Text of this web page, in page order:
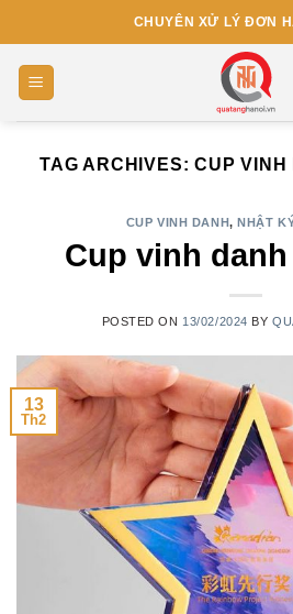
to
content
CHUYÊN XỬ LÝ ĐƠN
TAG ARCHIVES:CUP VINH
CUP VINH DANH,NHẬT
Cup vinh
POSTED ON 13/02/2024 BY
13
Th2